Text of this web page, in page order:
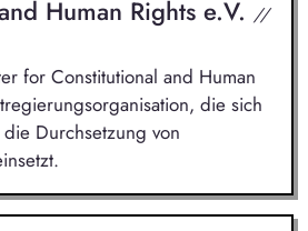
Human Rights e.V. //
for Constitutional and Human
die sich
Durchsetzung von